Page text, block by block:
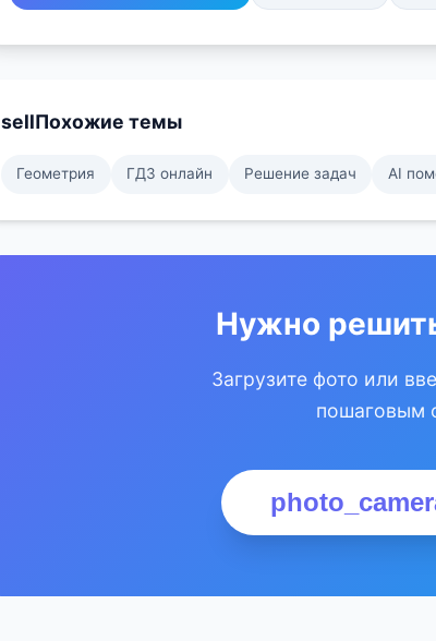
sellПохожие темы
Геометрия ГДЗ онлайн Решение задач AI
Нужно
Загрузите фото или
пошаговым